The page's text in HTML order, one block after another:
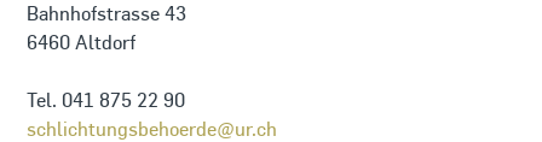
Bahnhofstrasse 43
6460 Altdorf
Tel. 041 875 22 90
schlichtungsbehoerde@ur.ch